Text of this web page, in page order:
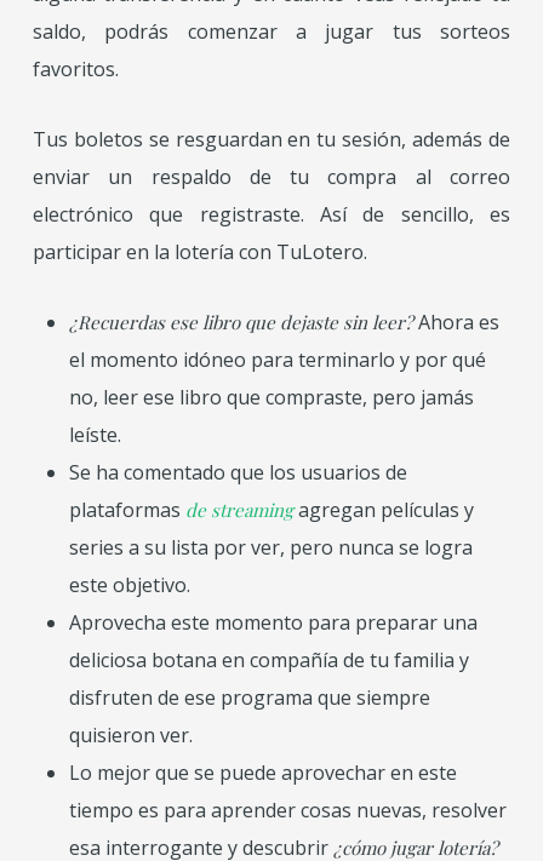
saldo, podrás comenzar a jugar tus sorteos
favoritos.
Tus boletos se resguardan en tu sesión, además de
enviar un respaldo de tu compra al correo
electrónico que registraste. Así de sencillo, es
participar en la lotería con TuLotero.
¿Recuerdas ese libro que dejaste sin leer?Ahora es
el momento idóneo para terminarlo y por qué
no, leer ese libro que compraste, pero jamás
leíste.
Se ha comentado que los usuarios de
plataformas de streaming agregan películas y
series a su lista por ver, pero nunca se logra
este objetivo.
Aprovecha este momento para preparar una
deliciosa botana en compañía de tu familia y
disfruten de ese programa que siempre
quisieron ver.
Lo mejor que se puede aprovechar en este
tiempo es para aprender cosas nuevas, resolver
esa interrogante y descubrir¿cómo jugar lotería?